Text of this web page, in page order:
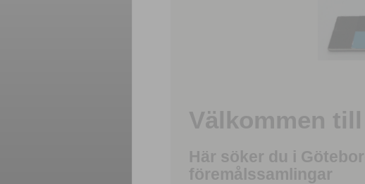
Välkommen
Här söker du i
föremålssamlingar